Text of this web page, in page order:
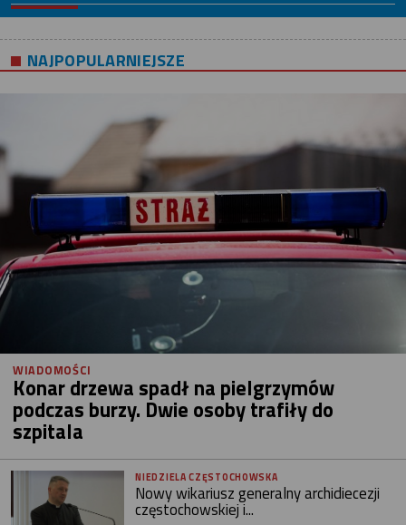
NAJPOPULARNIEJSZE
WIADOMOŚCI
Konar drzewa spadł na pielgrzymów
podczas burzy. Dwie osoby trafiły do
szpitala
NIEDZIELA CZĘSTOCHOWSKA
Nowy wikariusz generalny archidiecezji
częstochowskiej i...